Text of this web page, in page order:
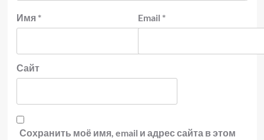
Имя * Email *
Сайт
Сохранить моё имя, email и адрес сайта в этом